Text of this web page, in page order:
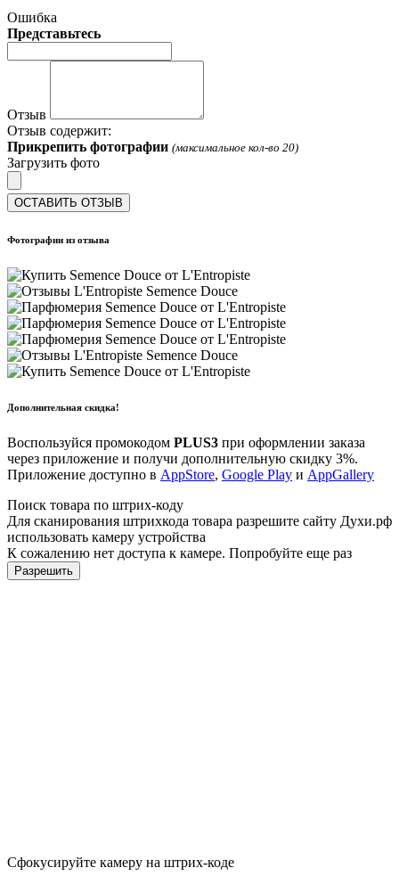
Ошибка
Представьтесь
Отзыв
Отзыв содержит:
Прикрепить фотографии (максимальное кол-во 20)
Загрузить фото
ОСТАВИТЬ ОТЗЫВ
Фотографии из отзыва
Дополнительная скидка!
Воспользуйся промокодом PLUS3 при оформлении заказа
через приложение и получи дополнительную скидку 3%.
Приложение доступно в AppStore, Google Play и AppGallery
Поиск товара по штрих-коду
Для сканирования штрихкода товара разрешите сайту Духи.рф
использовать камеру устройства
К сожалению нет доступа к камере. Попробуйте еще раз
Разрешить
Сфокусируйте камеру на штрих-коде